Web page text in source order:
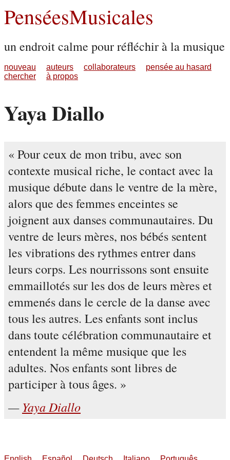
PenséesMusicales
un endroit calme pour réfléchir à la musique
nouveau auteurs collaborateurs
pensée au hasard
chercher
à propos
Yaya Diallo
Pour ceux de mon tribu, avec son
contexte musical riche, le contact avec la
musique débute dans le ventre de la mère,
alors que des femmes enceintes se
joignent aux danses communautaires. Du
ventre de leurs mères, nos bébés sentent
les vibrations des rythmes entrer dans
leurs corps. Les nourrissons sont ensuite
emmaillotés sur les dos de leurs mères et
emmenés dans le cercle de la danse avec
tous les autres. Les enfants sont inclus
dans toute célébration communautaire et
entendent la même musique que les
adultes. Nos enfants sont libres de
participer à tous âges.
Yaya Diallo